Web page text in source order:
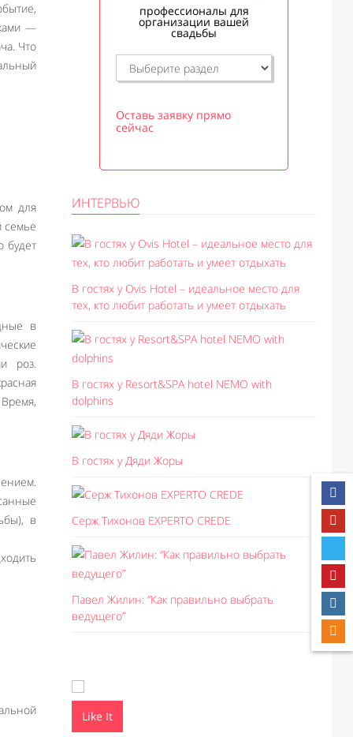
—
Что
для
семье
будет
в
роз.
в
профессионалы для
организации вашей
свадьбы
Оставь заявку прямо
сейчас
ИНТЕРВЬЮ
В гостях у Ovis Hotel – идеальное место для
тех, кто любит работать и умеет отдыхать
В гостях у Resort&SPA hotel NEMO with
dolphins
В гостях у Дяди Жоры
Серж Тихонов EXPERTO CREDE
Павел Жилин: “Как правильно выбрать
ведущего”
Like It